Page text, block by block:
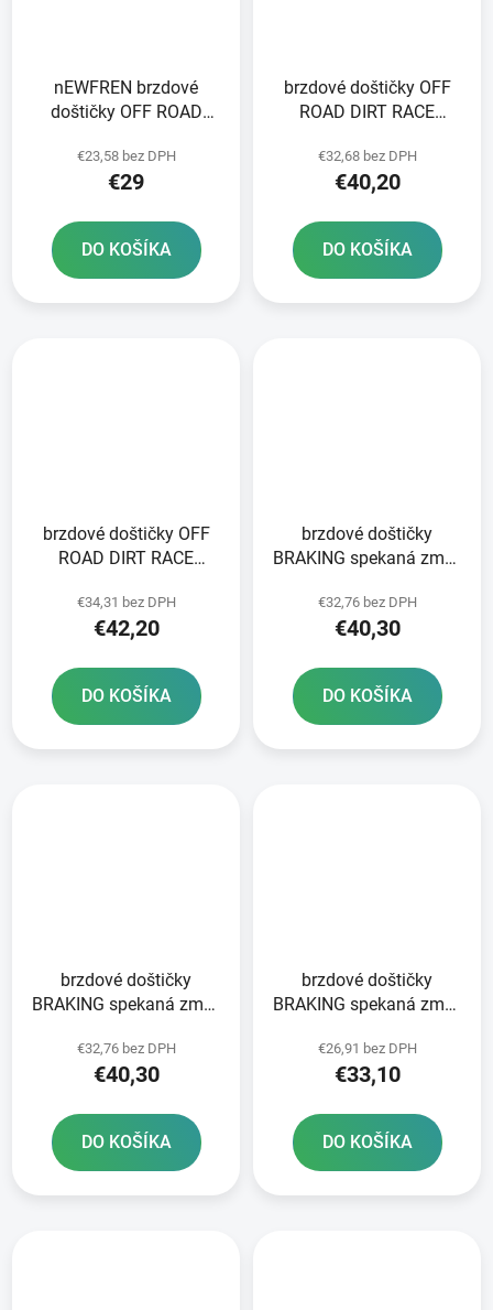
nEWFREN brzdové
doštičky OFF ROAD
balení
€23,58 bez DPH
€29
DO KOŠÍKA
brzdové doštičky OFF
ROAD DIRT RACE
ks v balení
€32,68 bez DPH
€40,20
DO KOŠÍKA
brzdové doštičky OFF
ROAD DIRT RACE
ks v balení
€34,31 bez DPH
€42,20
DO KOŠÍKA
brzdové doštičky
BRAKING spekaná zmes
€32,76 bez DPH
€40,30
DO KOŠÍKA
brzdové doštičky
BRAKING spekaná zmes
€32,76 bez DPH
€40,30
DO KOŠÍKA
brzdové doštičky
BRAKING spekaná zmes
€26,91 bez DPH
€33,10
DO KOŠÍKA